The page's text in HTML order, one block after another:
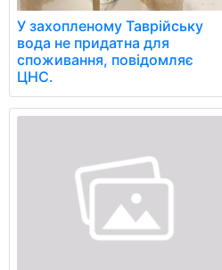
У захопленому Таврійську
вода не придатна для
споживання, повідомляє
ЦНС.